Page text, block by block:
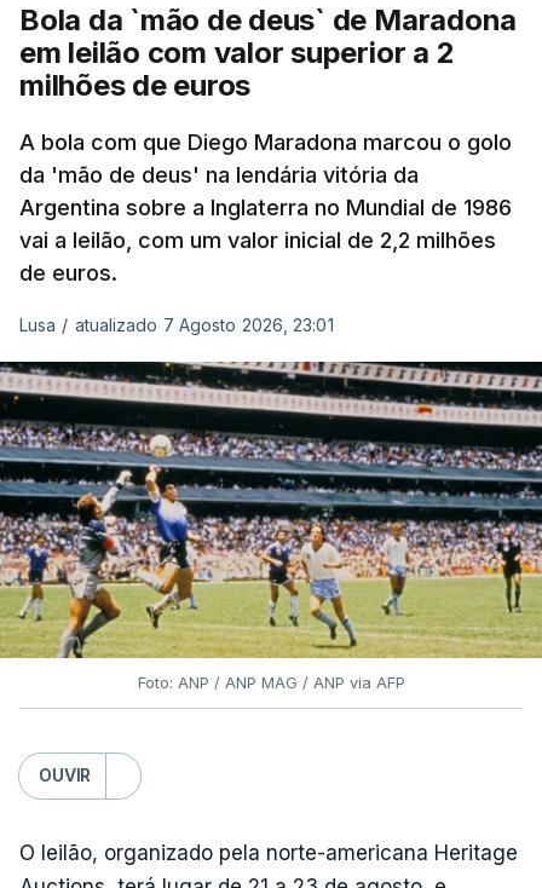
Bola da `mão de deus` de Maradona
em leilão com valor superior a 2
milhões de euros
A bola com que Diego Maradona marcou o golo
da 'mão de deus' na lendária vitória da
Argentina sobre a Inglaterra no Mundial de 1986
vai a leilão, com um valor inicial de 2,2 milhões
de euros.
Lusa / atualizado 7 Agosto 2026, 23:01
Foto: ANP / ANP MAG / ANP via AFP
OUVIR
O leilão, organizado pela norte-americana Heritage